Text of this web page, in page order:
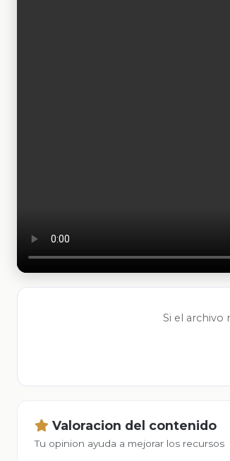
Si el archivo
Valoracion del contenido
Tu opinion ayuda a mejorar los recursos